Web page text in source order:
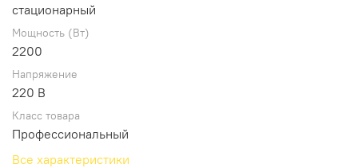
стационарный
Мощность (Вт)
2200
Напряжение
220 В
Класс товара
Профессиональный
Все характеристики